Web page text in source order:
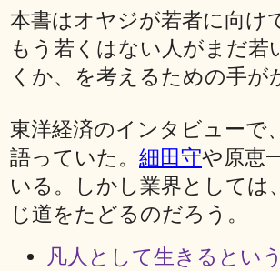
本書はオヤジが若者に向け
もう若くはない人がまだ
くか、を考えるための手が
東洋経済のインタビューで
語っていた。 細田守や原恵
いる。しかし業界としては
じ道をたどるのだろう。
凡人として生きるとい